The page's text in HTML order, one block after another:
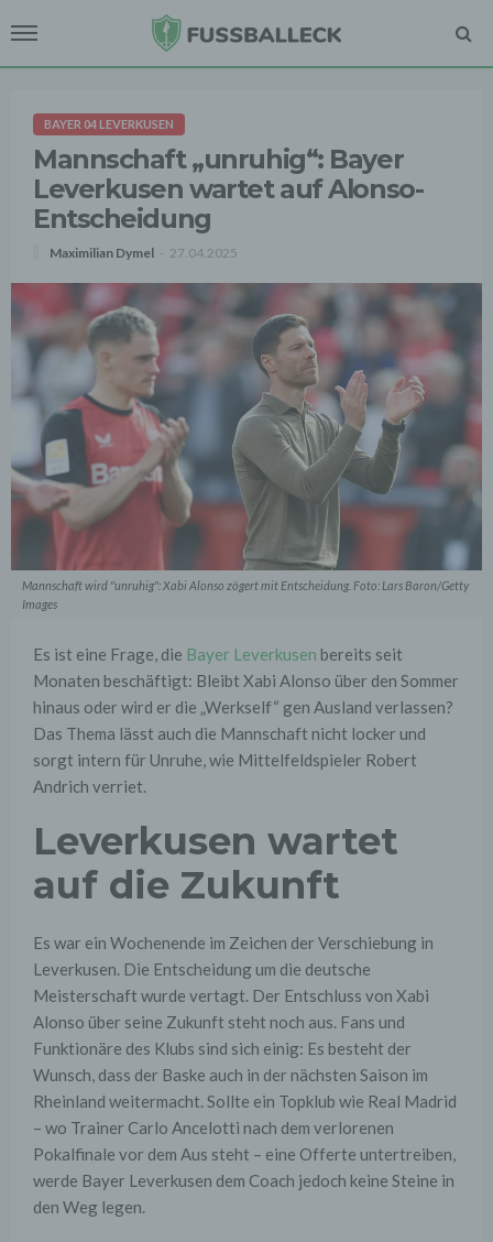
BAYER 04 LEVERKUSEN
Mannschaft „unruhig“: Bayer
Leverkusen wartet auf Alonso-
Entscheidung
Maximilian Dymel 27.04.2025
Mannschaft wird "unruhig": Xabi Alonso zögert mit Entscheidung. Foto: Lars Baron/Getty
Images
Es ist eine Frage, die Bayer Leverkusen bereits seit
Monaten beschäftigt: Bleibt Xabi Alonso über den Sommer
hinaus oder wird er die „Werkself“ gen Ausland verlassen?
Das Thema lässt auch die Mannschaft nicht locker und
sorgt intern für Unruhe, wie Mittelfeldspieler Robert
Andrich verriet.
Leverkusen wartet
auf die Zukunft
Es war ein Wochenende im Zeichen der Verschiebung in
Leverkusen. Die Entscheidung um die deutsche
Meisterschaft wurde vertagt. Der Entschluss von Xabi
Alonso über seine Zukunft steht noch aus. Fans und
Funktionäre des Klubs sind sich einig: Es besteht der
Wunsch, dass der Baske auch in der nächsten Saison im
Rheinland weitermacht. Sollte ein Topklub wie Real Madrid
– wo Trainer Carlo Ancelotti nach dem verlorenen
Pokalfinale vor dem Aus steht – eine Offerte untertreiben,
werde Bayer Leverkusen dem Coach jedoch keine Steine in
den Weg legen.